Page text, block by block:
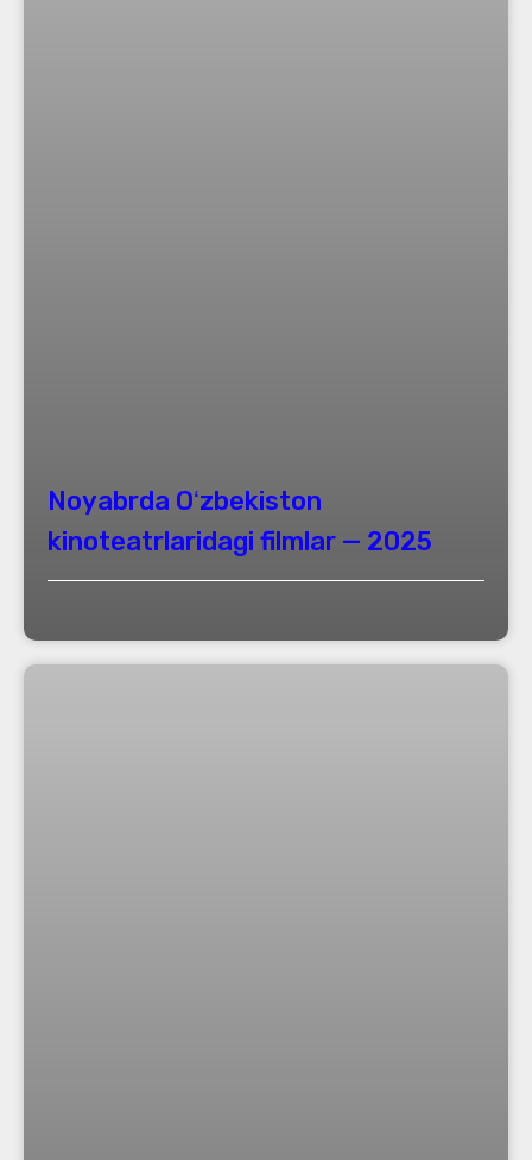
Noyabrda Oʻzbekiston
kinoteatrlaridagi filmlar — 2025